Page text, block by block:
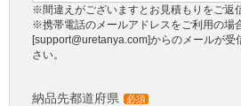
※間違えがございますとお見積もりをご返
※携帯電話のメールアドレスをご利用の場
[support@uretanya.com]からのメールが受
さい。
納品先都道府県 必須